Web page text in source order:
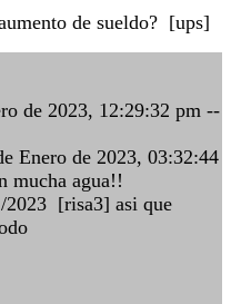
de sueldo? [ups]
de 2023, 12:29:32 pm --
Enero de 2023, 03:32:44
mucha agua!!
2023 [risa3] asi que